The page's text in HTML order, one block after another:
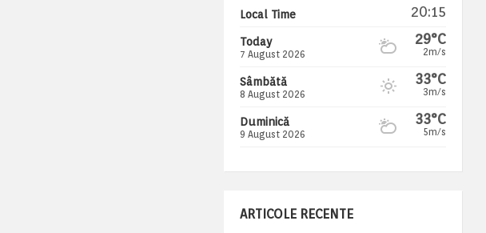
Local Time 20:15
Today
7 August 2026
29°C
2m/s
Sâmbătă
8 August 2026
33°C
3m/s
Duminică
9 August 2026
33°C
5m/s
ARTICOLE RECENTE